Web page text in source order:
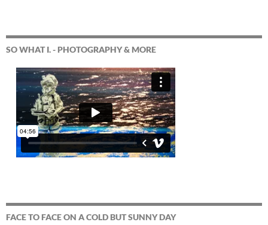
SO WHAT I. - PHOTOGRAPHY & MORE
FACE TO FACE ON A COLD BUT SUNNY DAY